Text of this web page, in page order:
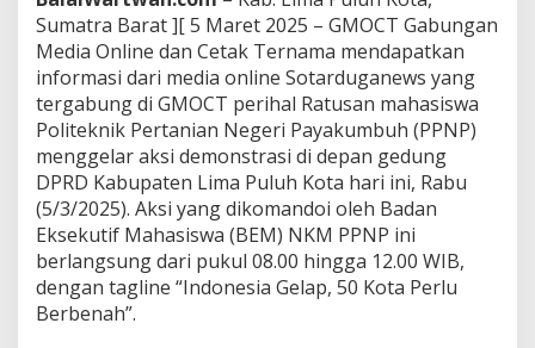
d
a
n
D
e
s
a
k
P
e
m
b
e
r
Sumatra Barat ][ 5 Maret 2025 – GMOCT Gabungan
Media Online dan Cetak Ternama mendapatkan
informasi dari media online Sotarduganews yang
tergabung di GMOCT perihal Ratusan mahasiswa
Politeknik Pertanian Negeri Payakumbuh (PPNP)
menggelar aksi demonstrasi di depan gedung
DPRD Kabupaten Lima Puluh Kota hari ini, Rabu
(5/3/2025). Aksi yang dikomandoi oleh Badan
Eksekutif Mahasiswa (BEM) NKM PPNP ini
berlangsung dari pukul 08.00 hingga 12.00 WIB,
dengan tagline “Indonesia Gelap, 50 Kota Perlu
Berbenah”.